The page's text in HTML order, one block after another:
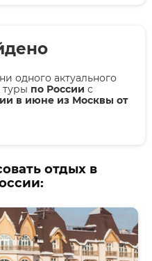
одного актуального
туры по России с
в июне из Москвы от
отдых в